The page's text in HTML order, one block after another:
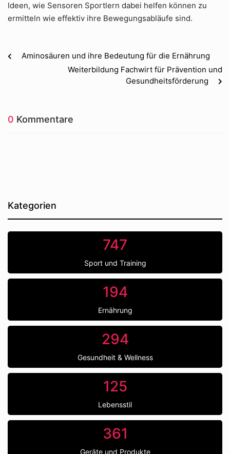
Ideen, wie Sensoren Sportlern dabei helfen können zu
ermitteln wie effektiv ihre Bewegungsabläufe sind.
Aminosäuren und ihre Bedeutung für die Ernährung
Weiterbildung Fachwirt für Prävention und
Gesundheitsförderung
0 Kommentare
Kategorien
747
Sport und Training
194
Ernährung
294
Gesundheit & Wellness
125
Lebensstil
361
Geräte und Produkte